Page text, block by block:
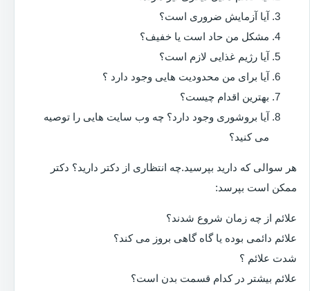
آیا آزمایش ضروری است؟
مشکل من حاد است یا خفیف؟
آیا رژیم غذایی لازم است؟
آیا برای من محدودیت هایی وجود دارد ؟
بهترین اقدام چیست؟
آیا بروشوری وجود دارد؟ چه وب سایت هایی را توصیه
می کنید؟
هر سوالی که دارید بپرسید.چه انتظاری از دکتر دارید؟ دکتر
ممکن است بپرسد:
علائم از چه زمان شروع شدند؟
علائم دائمی بوده یا گاه گاهی بروز می کند؟
شدت علائم ؟
علائم بیشتر در کدام قسمت بدن است؟